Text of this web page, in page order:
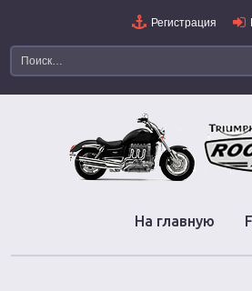
Регистрация
На главную